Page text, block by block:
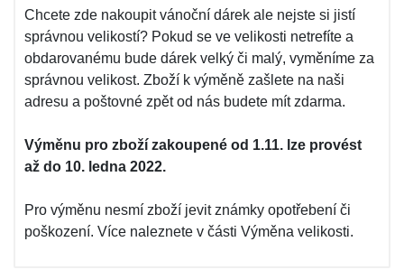
Chcete zde nakoupit vánoční dárek ale nejste si jistí
správnou velikostí? Pokud se ve velikosti netrefíte a
obdarovanému bude dárek velký či malý, vyměníme za
správnou velikost. Zboží k výměně zašlete na naši
adresu a poštovné zpět od nás budete mít zdarma.
Výměnu pro zboží zakoupené od 1.11. lze provést
až do 10. ledna 2022.
Pro výměnu nesmí zboží jevit známky opotřebení či
poškození. Více naleznete v části Výměna velikosti.